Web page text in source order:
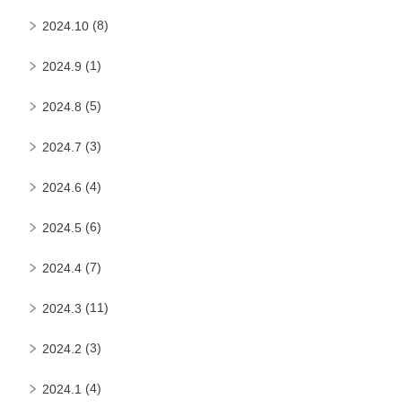
2024.10 (8)
2024.9 (1)
2024.8 (5)
2024.7 (3)
2024.6 (4)
2024.5 (6)
2024.4 (7)
2024.3 (11)
2024.2 (3)
2024.1 (4)